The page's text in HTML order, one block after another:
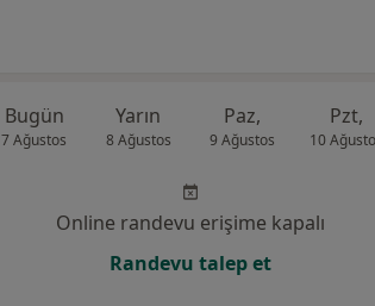
Bugün
7 Ağustos
Yarın
8 Ağustos
Paz,
9 Ağustos
Pzt,
10
Online randevu erişime kapalı
Randevu talep et